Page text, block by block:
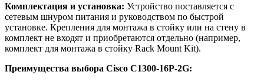
Комплектация и установка: Устройство поставляется с
сетевым шнуром питания и руководством по быстрой
установке. Крепления для монтажа в стойку или на стену в
комплект не входят и приобретаются отдельно (например,
комплект для монтажа в стойку Rack Mount Kit).
Преимущества выбора Cisco C1300-16P-2G: